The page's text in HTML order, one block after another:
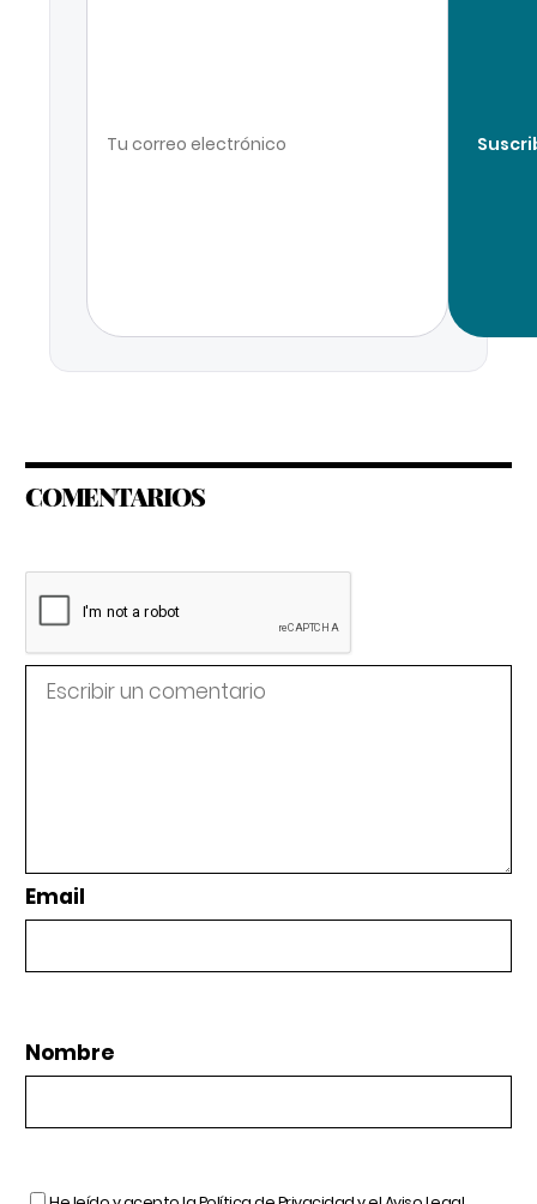
COMENTARIOS
Email
Nombre